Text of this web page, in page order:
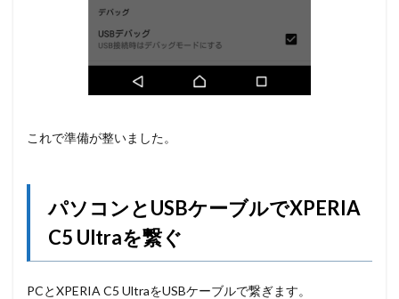
これで準備が整いました。
パソコンとUSBケーブルでXPERIA
C5 Ultraを繋ぐ
PCとXPERIA C5 UltraをUSBケーブルで繋ぎます。